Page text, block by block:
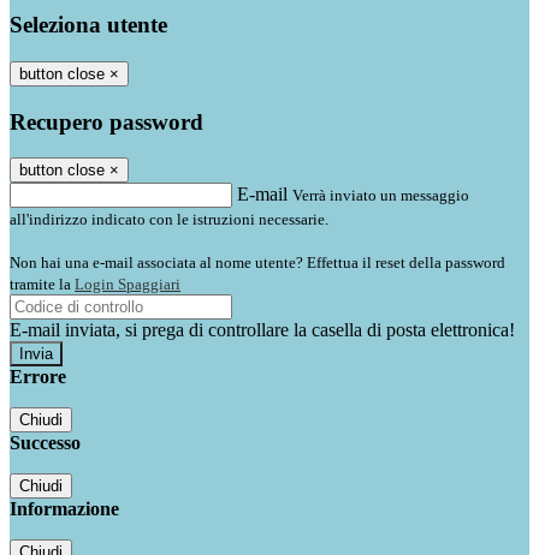
Seleziona utente
button close ×
Recupero password
button close ×
E-mail Verrà inviato un messaggio
all'indirizzo indicato con le istruzioni necessarie.
Non hai una e-mail associata al nome utente? Effettua il reset della password
tramite la Login Spaggiari
E-mail inviata, si prega di controllare la casella di posta elettronica!
Errore
Chiudi
Successo
Chiudi
Informazione